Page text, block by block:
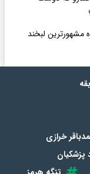
مشهورترین لبخند
خرازی
پزشکیان